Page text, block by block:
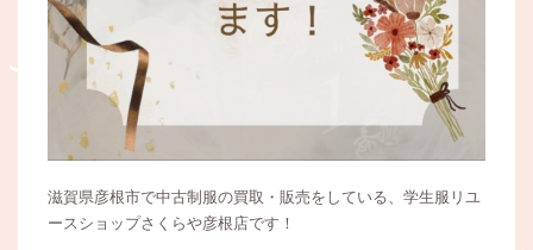
滋賀県彦根市で中古制服の買取・販売をしている、学生服リユ
ースショップさくらや彦根店です！